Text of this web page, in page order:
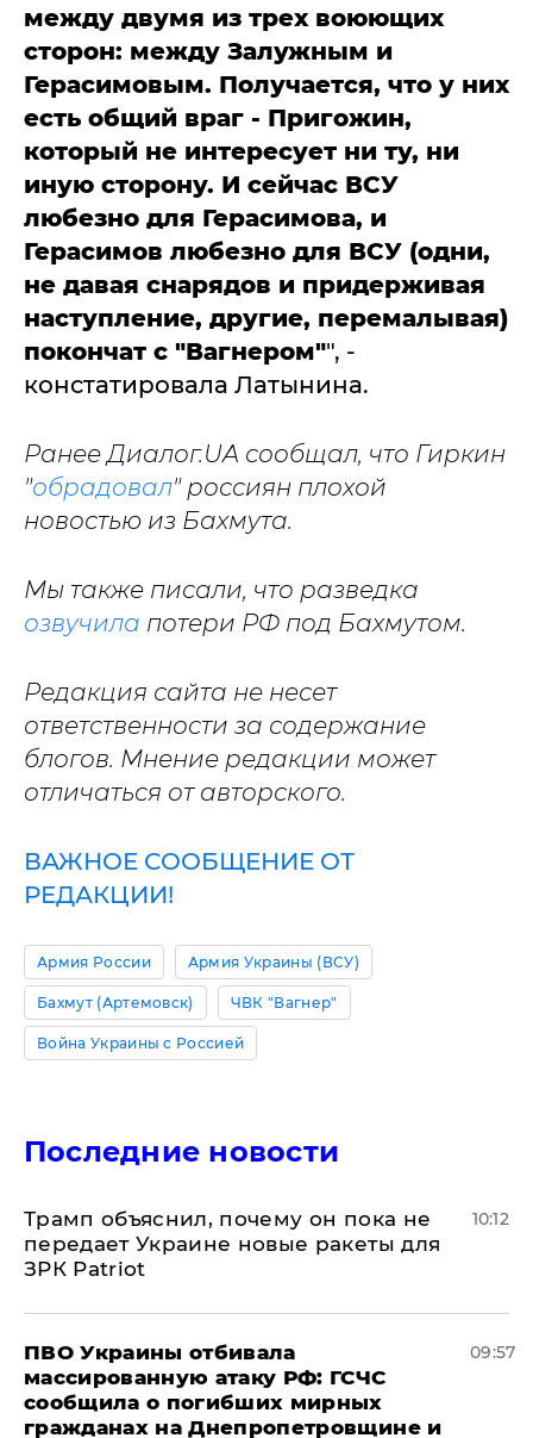
между двумя из трех воюющих
сторон: между Залужным и
Герасимовым. Получается, что у них
есть общий враг - Пригожин,
который не интересует ни ту, ни
иную сторону. И сейчас ВСУ
любезно для Герасимова, и
Герасимов любезно для ВСУ (одни,
не давая снарядов и придерживая
наступление, другие, перемалывая)
покончат с "Вагнером"", -
констатировала Латынина.
Ранее Диалог.UA сообщал, что Гиркин
"обрадовал" россиян плохой
новостью из Бахмута.
Мы также писали, что разведка
озвучила потери РФ под Бахмутом.
Редакция сайта не несет
ответственности за содержание
блогов. Мнение редакции может
отличаться от авторского.
ВАЖНОЕ СООБЩЕНИЕ ОТ
РЕДАКЦИИ!
Армия России Армия Украины (ВСУ)
Бахмут (Артемовск) ЧВК "Вагнер"
Война Украины с Россией
Последние новости
Трамп объяснил, почему он пока не
передает Украине новые ракеты для
ЗРК Patriot
10:12
ПВО Украины отбивала
массированную атаку РФ: ГСЧС
сообщила о погибших мирных
гражданах на Днепропетровщине и
09:57